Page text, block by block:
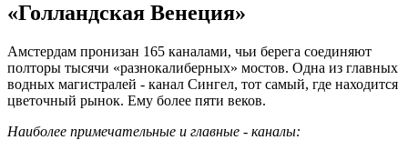
«Голландская Венеция»
Амстердам пронизан 165 каналами, чьи берега соединяют
полторы тысячи «разнокалиберных» мостов. Одна из главных
водных магистралей - канал Сингел, тот самый, где находится
цветочный рынок. Ему более пяти веков.
Наиболее примечательные и главные - каналы: